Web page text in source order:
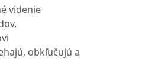
videnie
obkľučujú a